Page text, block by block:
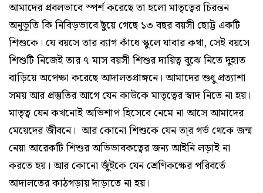
আমাদের প্রবলভাবে স্পর্শ করেছে তা হলো মাতৃত্বের চিরন্তন
অনুভূতি কি নিবিড়ভাবে ছুঁয়ে গেছে ১৩ বছর বয়সী ছোট্ট একটি
শিশুকে। যে বয়সে তার ব্যাগ কাঁধে স্কুলে যাবার কথা, সেই বয়সে
শিশুটি নিজেই তার ৭ মাস বয়সী শিশুর দায়িত্ব বুঝে নিতে দুহাত
বাড়িয়ে অপেক্ষা করেছে আদালতপ্রাঙ্গনে। আমাদের শুধু প্রত্যাশা
সময় আর প্রস্তুতির আগে যেন কাউকে মাতৃত্বের স্বাদ নিতে না হয়।
মাতৃত্ব যেন কখনোই অভিশাপ হিসেবে নেমে না আসে আমাদের
মেয়েদের জীবনে। আর কোনো শিশুকে যেন তা্র গর্ভ থেকে জন্ম
নেয়া আরেকটি শিশুর অভিভাবকত্বের জন্য আইনি লড়াই না
করতে হয়। আর কোনো জুঁইকে যেন শ্রেণিকক্ষের পরিবর্তে
আদালতের কাঠগড়ায় দাঁড়াতে না হয়।